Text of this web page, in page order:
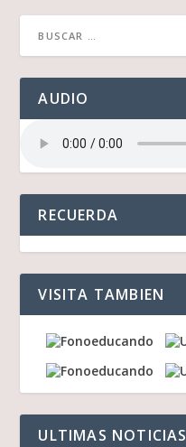
AUDIO
RECUERDA
VISITA TAMBIEN
ULTIMAS NOTICIAS